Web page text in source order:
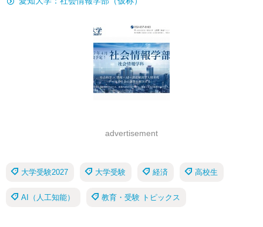
advertisement
大学受験2027 大学受験 経済 高校生
AI（人工知能） 教育・受験 トピックス